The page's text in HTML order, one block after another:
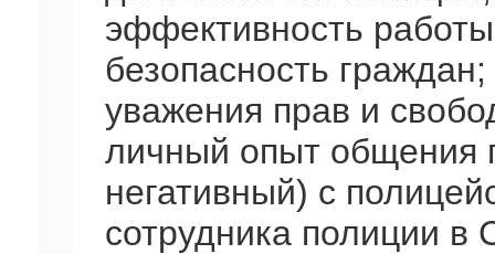
эффективность
безопасность
уважения прав и
личный опыт общения
негативный) с
сотрудника полиции